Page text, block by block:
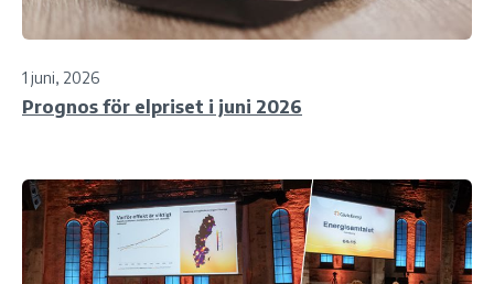
1 juni, 2026
Prognos för elpriset i juni 2026